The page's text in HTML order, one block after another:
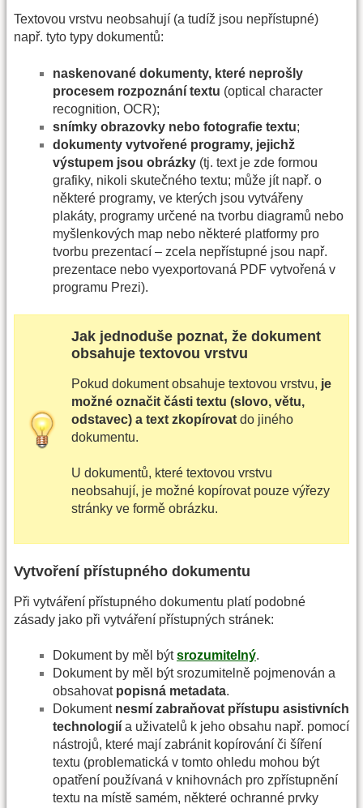
Textovou vrstvu neobsahují (a tudíž jsou nepřístupné)
např. tyto typy dokumentů:
naskenované dokumenty, které neprošly
procesem rozpoznání textu (optical character
recognition, OCR);
snímky obrazovky nebo fotografie textu;
dokumenty vytvořené programy, jejichž
výstupem jsou obrázky (tj. text je zde formou
grafiky, nikoli skutečného textu; může jít např. o
některé programy, ve kterých jsou vytvářeny
plakáty, programy určené na tvorbu diagramů nebo
myšlenkových map nebo některé platformy pro
tvorbu prezentací – zcela nepřístupné jsou např.
prezentace nebo vyexportovaná PDF vytvořená v
programu Prezi).
Jak jednoduše poznat, že dokument
obsahuje textovou vrstvu
Pokud dokument obsahuje textovou vrstvu, je
možné označit části textu (slovo, větu,
odstavec) a text zkopírovat do jiného
dokumentu.
U dokumentů, které textovou vrstvu
neobsahují, je možné kopírovat pouze výřezy
stránky ve formě obrázku.
Vytvoření přístupného dokumentu
Při vytváření přístupného dokumentu platí podobné
zásady jako při vytváření přístupných stránek:
Dokument by měl býtsrozumitelný.
Dokument by měl být srozumitelně pojmenován a
obsahovat popisná metadata.
Dokument nesmí zabraňovat přístupu asistivních
technologií a uživatelů k jeho obsahu např. pomocí
nástrojů, které mají zabránit kopírování či šíření
textu (problematická v tomto ohledu mohou být
opatření používaná v knihovnách pro zpřístupnění
textu na místě samém, některé ochranné prvky